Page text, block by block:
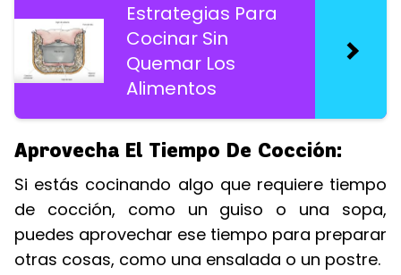
Estrategias Para
Cocinar Sin
Quemar Los
Alimentos
Aprovecha El Tiempo De Cocción:
Si estás cocinando algo que requiere tiempo
de cocción, como un guiso o una sopa,
puedes aprovechar ese tiempo para preparar
otras cosas, como una ensalada o un postre.